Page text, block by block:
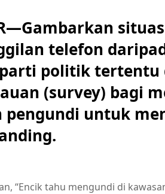
telefon
politik tertentu
(survey) bagi
pengundi untuk
“Encik tahu mengundi di